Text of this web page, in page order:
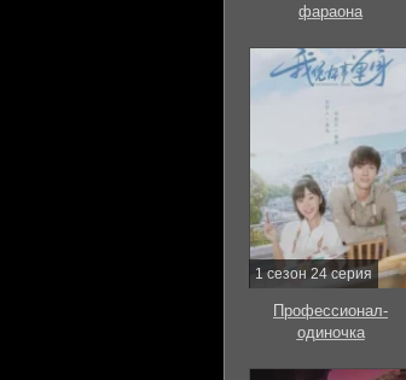
фараона
1 сезон 24 серия
Профессионал-
одиночка